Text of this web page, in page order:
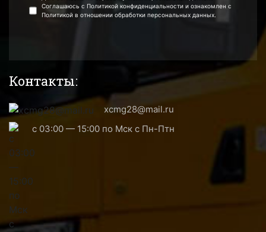
Соглашаюсь с Политикой конфиденциальности и ознакомлен с
Политикой в отношении обработки персональных данных.
Контакты:
xcmg28@mail.ru
с 03:00 — 15:00 по Мск с Пн-Птн